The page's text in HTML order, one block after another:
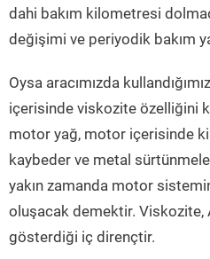
dahi bakım kilometresi
değişimi ve periyodik bakım
Oysa aracımızda
içerisinde viskozite özelliğini
motor yağ, motor içerisinde
kaybeder ve metal
yakın zamanda motor
oluşacak demektir. Viskozite,
gösterdiği iç dirençtir.